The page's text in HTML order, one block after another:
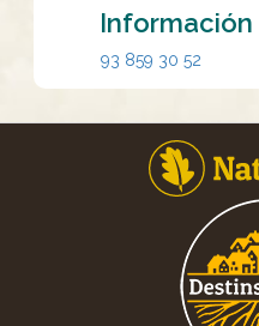
93 859 30 52